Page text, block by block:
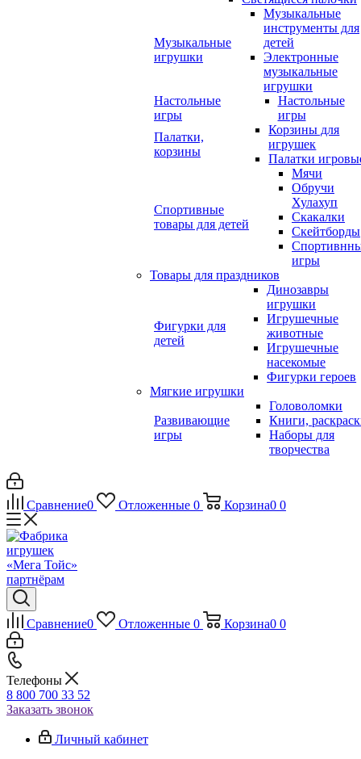
Музыкальные
игрушки
Музыкальные
инструменты для
детей
Электронные
музыкальные
игрушки
Настольные
игры
Настольные
игры
Палатки,
корзины
Корзины для
игрушек
Палатки
Спортивные
товары для детей
Мячи
Обручи
Хулахуп
Скакалки
Скейтборды
игры
Товары для праздников
Фигурки для
детей
Динозавры
игрушки
Игрушечные
животные
Игрушечные
насекомые
Фигурки героев
Мягкие игрушки
Развивающие
игры
Головоломки
Книги,
Наборы для
творчества
Сравнение0 Отложенные 0 Корзина0 0
Сравнение0 Отложенные 0 Корзина0 0
Телефоны
8 800 700 33 52
Заказать звонок
Личный кабинет